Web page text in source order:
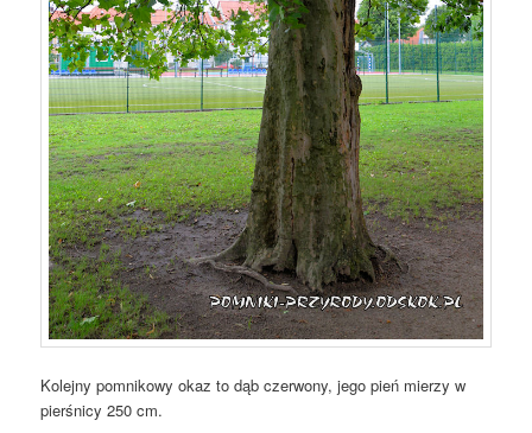
Kolejny pomnikowy okaz to dąb czerwony, jego pień mierzy w
pierśnicy 250 cm.